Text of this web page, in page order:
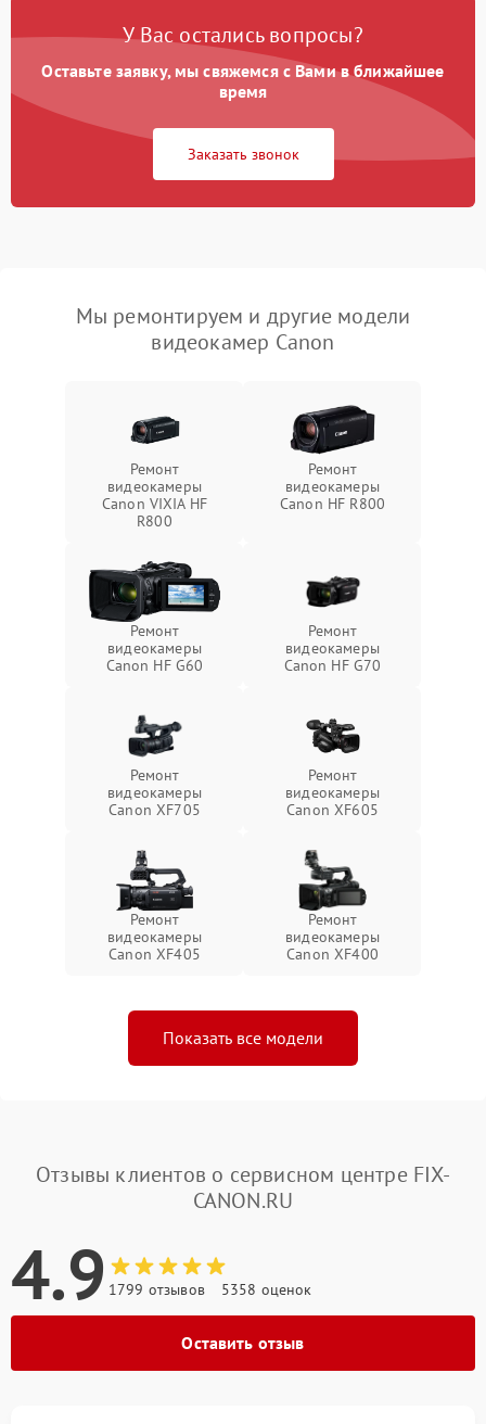
У Вас остались вопросы?
Оставьте заявку, мы свяжемся с Вами в ближайшее
время
Заказать звонок
Мы ремонтируем и другие модели
видеокамер Canon
Ремонт
видеокамеры
Canon VIXIA HF
R800
Ремонт
видеокамеры
Canon HF R800
Ремонт
видеокамеры
Canon HF G60
Ремонт
видеокамеры
Canon HF G70
Ремонт
видеокамеры
Canon XF705
Ремонт
видеокамеры
Canon XF605
Ремонт
видеокамеры
Canon XF405
Ремонт
видеокамеры
Canon XF400
Показать все модели
Отзывы клиентов о сервисном центре FIX-
CANON.RU
4.9 1799 отзывов 5358 оценок
Оставить отзыв